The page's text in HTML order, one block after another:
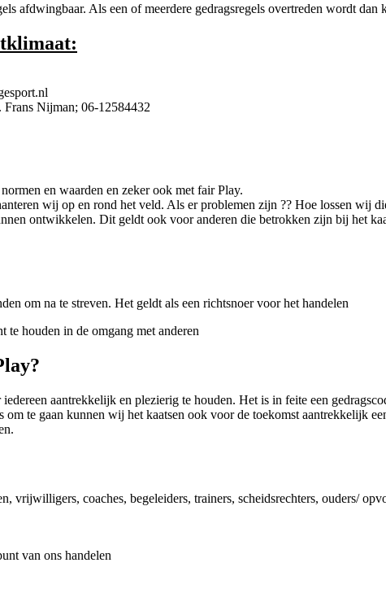
afdwingbaar. Als een of meerdere gedragsregels overtreden wordt
Nijman; 06-12584432
en waarden en zeker ook met fair Play.
wij op en rond het veld. Als er problemen zijn ?? Hoe lossen wij
ontwikkelen. Dit geldt ook voor anderen die betrokken zijn bij het
om na te streven. Het geldt als een richtsnoer voor het handelen
te houden in de omgang met anderen
iedereen aantrekkelijk en plezierig te houden. Het is in feite een
te gaan kunnen wij het kaatsen ook voor de toekomst aantrekkelijk
vrijwilligers, coaches, begeleiders, trainers, scheidsrechters, ouders/
van ons handelen